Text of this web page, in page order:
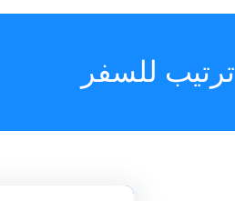
ترتيب للسفر